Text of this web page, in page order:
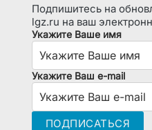
Подпишитесь на
lgz.ru на ваш
Укажите Ваше имя
Укажите Ваш e-mail